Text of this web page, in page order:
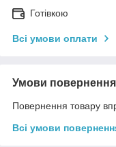
Готівкою
Всі умови оплати
Умови повернення
Повернення товару
Всі умови